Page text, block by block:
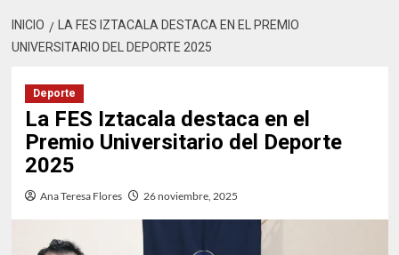
INICIO
LA FES IZTACALA DESTACA EN EL PREMIO
UNIVERSITARIO DEL DEPORTE 2025
Deporte
La FES Iztacala destaca en el
Premio Universitario del Deporte
2025
Ana Teresa Flores 26 noviembre, 2025